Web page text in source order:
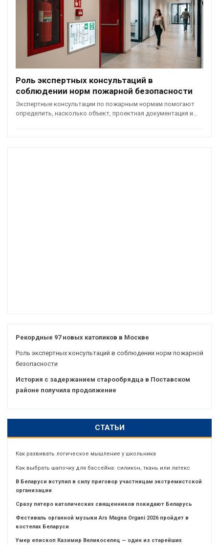
Роль экспертных консультаций в
соблюдении норм пожарной безопасности
Экспертные консультации по пожарным нормам помогают
определить, насколько объект, проектная документация и…
Рекордные 97 новых католиков в Москве
Роль экспертных консультаций в соблюдении норм пожарной
безопасности
История с задержанием старообрядца в Поставском
районе получила продолжение
СТАТЬИ
Как развивать логическое мышление у школьника
Как выбрать шапочку для бассейна: силикон, ткань или латекс
В Беларуси вступил в силу приговор участницам экстремистской
организации
Сразу пятеро католических священников покидают Беларусь
Фестиваль органной музыки Ars Magna Organi 2026 пройдет в
костелах Беларуси
Умер епископ Казимир Великоселец — один из старейших